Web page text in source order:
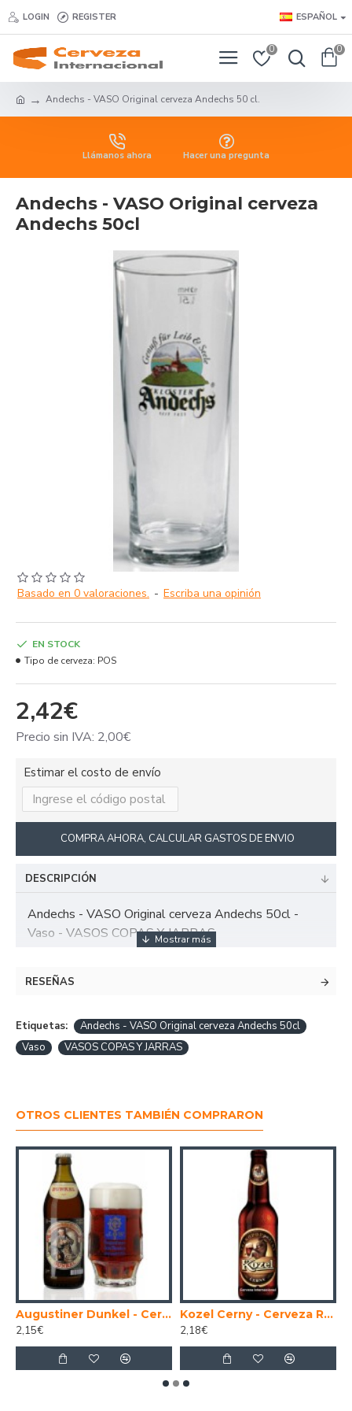
LOGIN REGISTER ESPAÑOL
0 0
Andechs - VASO Original cerveza Andechs 50 cl.
Llámanos ahora Hacer una pregunta
Andechs - VASO Original cerveza
Andechs 50cl
Basado en 0 valoraciones. - Escriba una opinión
2,42€
Precio sin IVA: 2,00€
EN STOCK
Tipo de cerveza: POS
Estimar el costo de envío
COMPRA AHORA, CALCULAR GASTOS DE ENVIO
DESCRIPCIÓN
Andechs - VASO Original cerveza Andechs 50cl -
Vaso - VASOS COPAS Y JARRAS
RESEÑAS
Etiquetas:
Andechs - VASO Original cerveza Andechs 50cl
Vaso
VASOS COPAS Y JARRAS
OTROS CLIENTES TAMBIÉN COMPRARON
Augustiner Dunkel - Cerveza Alemana Tostada 50 cl.
2,15€
Kozel Cerny - Cerveza Republica Checa Negra 50 cl.
2,18€